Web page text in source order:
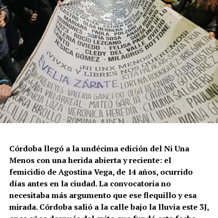
Córdoba llegó a la undécima edición del Ni Una
Menos con una herida abierta y reciente: el
femicidio de Agostina Vega, de 14 años, ocurrido
días antes en la ciudad. La convocatoria no
necesitaba más argumento que ese flequillo y esa
mirada. Córdoba salió a la calle bajo la lluvia este 3J,